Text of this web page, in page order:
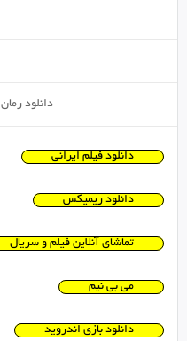
دانلود رمان
دانلود فیلم ایرانی
دانلود ریمیکس
تماشای آنلاین فیلم و سریال
می بی نیم
دانلود بازی اندروید